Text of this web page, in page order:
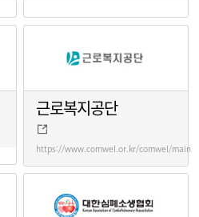
근로복지공단
https://www.comwel.or.kr/comwel/